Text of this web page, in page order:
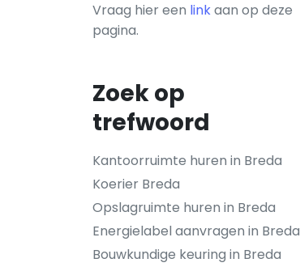
Vraag hier een linkaan op deze
pagina.
Zoek op
trefwoord
Kantoorruimte huren in Breda
Koerier Breda
Opslagruimte huren in Breda
Energielabel aanvragen in Breda
Bouwkundige keuring in Breda